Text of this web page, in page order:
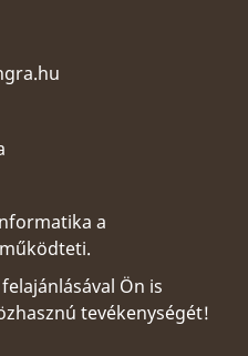
a
működteti.
Ön is
tevékenységét!